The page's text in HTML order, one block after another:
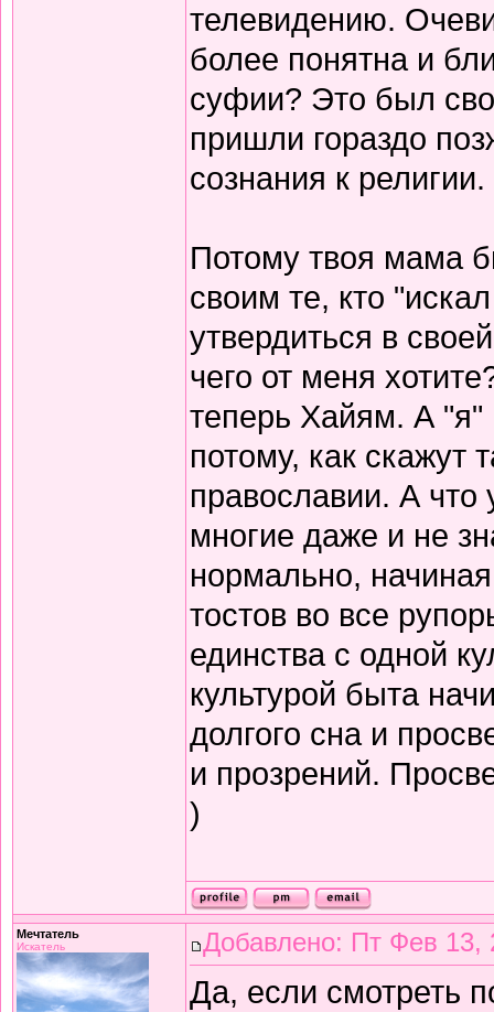
телевидению.
более понятна и
суфии? Это был
пришли гораздо
сознания к религии.
Потому твоя мама
своим те, кто
утвердиться в
чего от меня
теперь Хайям. А "я"
потому, как скажут
православии. А что
многие даже и не
нормально,
тостов во все
единства с одной
культурой быта
долгого сна и
и прозрений.
)
Мечтатель
Искатель Добавлено: Пт Фев 13,
Да, если смотреть